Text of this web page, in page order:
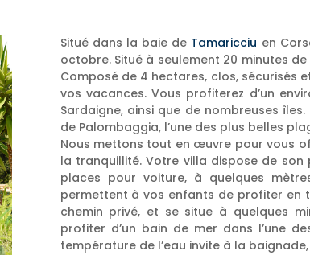
Situé dans la baie de Tamaricciu en
octobre. Situé à seulement 20 minutes
Composé de 4 hectares, clos, sécurisés
vos vacances. Vous profiterez d’un
Sardaigne, ainsi que de nombreuses
de Palombaggia, l’une des plus belles
Nous mettons tout en œuvre pour vous
la tranquillité. Votre villa dispose de
places pour voiture, à quelques
permettent à vos enfants de profiter en
chemin privé, et se situe à quelques
profiter d’un bain de mer dans l’une
température de l’eau invite à la